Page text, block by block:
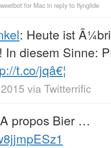
for Mac in reply to flynglide
: Heute ist
In diesem Sinne:
t.co/jqâ€¦
via Twitterrific
A propos Bier …